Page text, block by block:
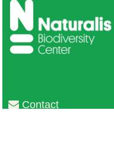
Contact